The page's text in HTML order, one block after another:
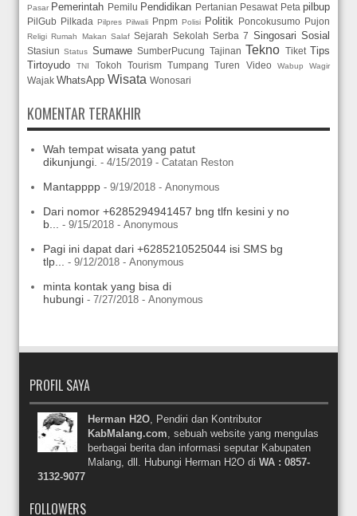
Pasar Pemerintah Pemilu Pendidikan Pertanian Pesawat Peta pilbup
PilGub Pilkada Pilpres Pilwali Pnpm Polisi Politik Poncokusumo Pujon
Religi Rumah Makan Salaf Sejarah Sekolah Serba 7 Singosari Sosial
Stasiun Status Sumawe SumberPucung Tajinan Tekno Tiket Tips
Tirtoyudo
TNI Tokoh Tourism Tumpang Turen Video Wabup Wagir
Wajak WhatsApp Wisata Wonosari
KOMENTAR TERAKHIR
Wah tempat wisata yang patut
dikunjungi. - 4/15/2019 - Catatan Reston
Mantapppp - 9/19/2018 - Anonymous
Dari nomor +6285294941457 bng tlfn kesini y no
b...
- 9/15/2018 - Anonymous
Pagi ini dapat dari +6285210525044 isi SMS bg
tlp...
- 9/12/2018 - Anonymous
minta kontak yang bisa di
hubungi - 7/27/2018 - Anonymous
PROFIL SAYA
Herman H2O, Pendiri dan Kontributor
KabMalang.com, sebuah website yang mengulas
berbagai berita dan informasi seputar Kabupaten
Malang, dll. Hubungi Herman H2O di WA : 0857-
3132-9077
FOLLOWERS